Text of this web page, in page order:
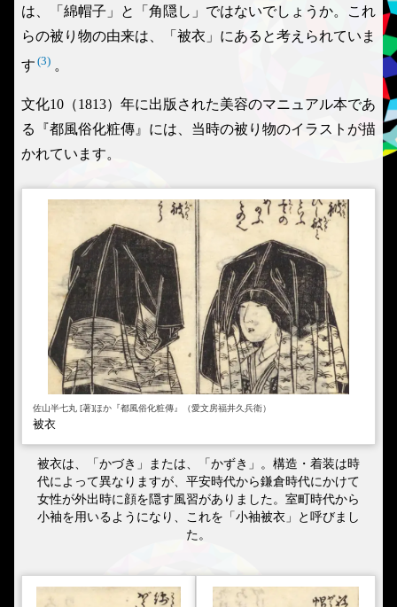
は、「綿帽子」と「角隠し」ではないでしょうか。これ
らの被り物の由来は、「被衣」にあると考えられていま
す (3) 。
文化10（1813）年に出版された美容のマニュアル本であ
る『都風俗化粧傳』には、当時の被り物のイラストが描
かれています。
佐山半七丸 [著]ほか『都風俗化粧傳』（愛文房福井久兵衛）
被衣
被衣は、「かづき」または、「かずき」。構造・着装は時
代によって異なりますが、平安時代から鎌倉時代にかけて
女性が外出時に顔を隠す風習がありました。室町時代から
小袖を用いるようになり、これを「小袖被衣」と呼びまし
た。